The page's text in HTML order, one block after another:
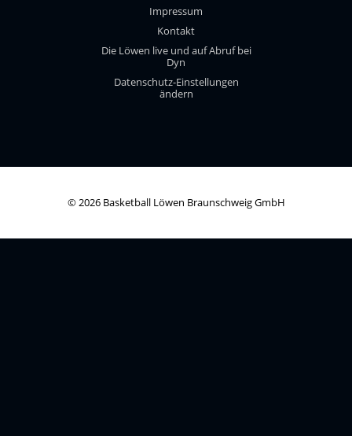
Impressum
Kontakt
Die Löwen live und auf Abruf bei
Dyn
Datenschutz-Einstellungen
ändern
© 2026 Basketball Löwen Braunschweig GmbH